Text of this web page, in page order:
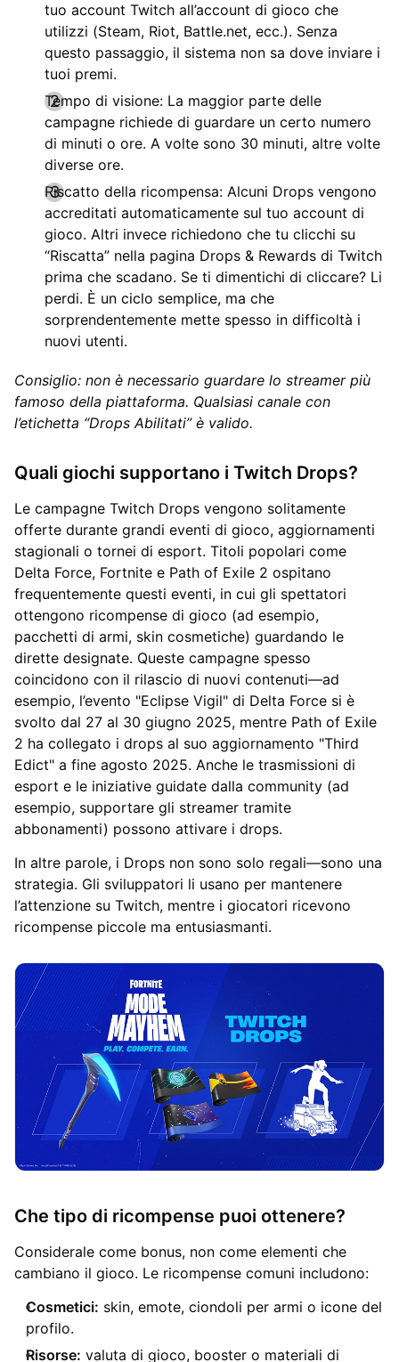
tuo account Twitch all’account di gioco che
utilizzi (Steam, Riot, Battle.net, ecc.). Senza
questo passaggio, il sistema non sa dove inviare i
tuoi premi.
Tempo di visione: La maggior parte delle
campagne richiede di guardare un certo numero
di minuti o ore. A volte sono 30 minuti, altre volte
diverse ore.
Riscatto della ricompensa: Alcuni Drops vengono
accreditati automaticamente sul tuo account di
gioco. Altri invece richiedono che tu clicchi su
“Riscatta” nella pagina Drops & Rewards di Twitch
prima che scadano. Se ti dimentichi di cliccare? Li
perdi. È un ciclo semplice, ma che
sorprendentemente mette spesso in difficoltà i
nuovi utenti.
Consiglio: non è necessario guardare lo streamer più
famoso della piattaforma. Qualsiasi canale con
l’etichetta “Drops Abilitati” è valido.
Quali giochi supportano i Twitch Drops?
Le campagne Twitch Drops vengono solitamente
offerte durante grandi eventi di gioco, aggiornamenti
stagionali o tornei di esport. Titoli popolari come
Delta Force, Fortnite e Path of Exile 2 ospitano
frequentemente questi eventi, in cui gli spettatori
ottengono ricompense di gioco (ad esempio,
pacchetti di armi, skin cosmetiche) guardando le
dirette designate. Queste campagne spesso
coincidono con il rilascio di nuovi contenuti—ad
esempio, l’evento "Eclipse Vigil" di Delta Force si è
svolto dal 27 al 30 giugno 2025, mentre Path of Exile
2 ha collegato i drops al suo aggiornamento "Third
Edict" a fine agosto 2025. Anche le trasmissioni di
esport e le iniziative guidate dalla community (ad
esempio, supportare gli streamer tramite
abbonamenti) possono attivare i drops.
In altre parole, i Drops non sono solo regali—sono una
strategia. Gli sviluppatori li usano per mantenere
l’attenzione su Twitch, mentre i giocatori ricevono
ricompense piccole ma entusiasmanti.
Che tipo di ricompense puoi ottenere?
Considerale come bonus, non come elementi che
cambiano il gioco. Le ricompense comuni includono:
Cosmetici: skin, emote, ciondoli per armi o icone del
profilo.
Risorse: valuta di gioco, booster o materiali di